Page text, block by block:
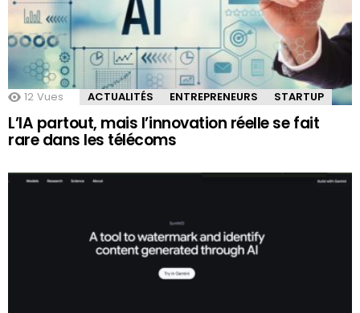
12 Vues ACTUALITÉS ENTREPRENEURS STARTUP
L’IA partout, mais l’innovation réelle se fait
rare dans les télécoms